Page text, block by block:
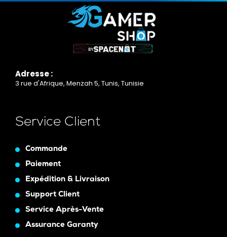
Adresse :
3 rue d'Afrique, Menzah 5, Tunis, Tunisie
Service Client
Commande
Paiement
Expédition & Livraison
Support Client
Service Après-Vente
Assurance Garanty